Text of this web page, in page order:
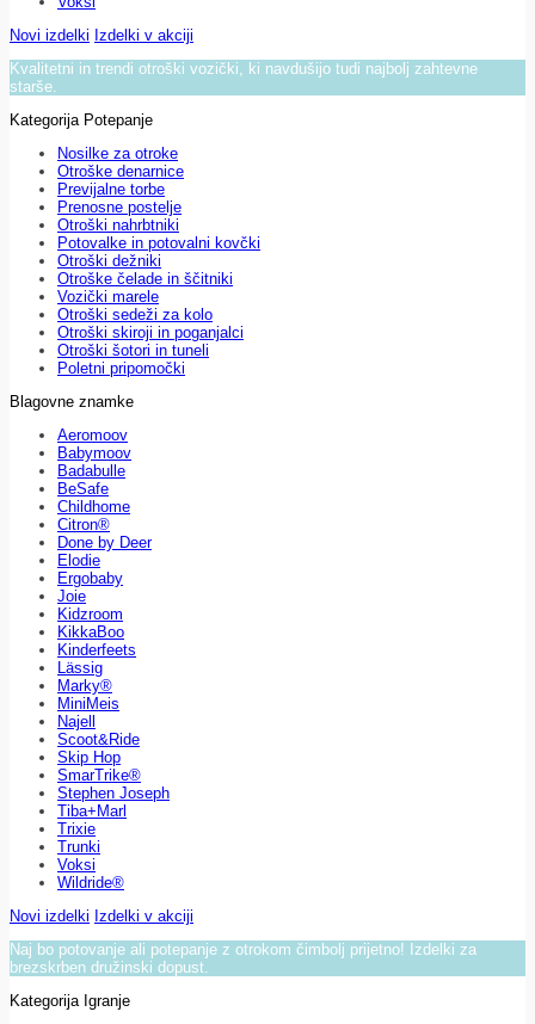
Novi izdelki Izdelki v akciji
Kvalitetni in trendi otroški vozički, ki navdušijo tudi najbolj zahtevne
starše.
Kategorija Potepanje
Nosilke za otroke
Otroške denarnice
Previjalne torbe
Prenosne postelje
Otroški nahrbtniki
Potovalke in potovalni kovčki
Otroški dežniki
Otroške čelade in ščitniki
Vozički marele
Otroški sedeži za kolo
Otroški skiroji in poganjalci
Otroški šotori in tuneli
Poletni pripomočki
Blagovne znamke
Aeromoov
Babymoov
Badabulle
BeSafe
Childhome
Citron®
Done by Deer
Elodie
Ergobaby
Joie
Kidzroom
KikkaBoo
Kinderfeets
Lässig
Marky®
MiniMeis
Najell
Scoot&Ride
Skip Hop
SmarTrike®
Stephen Joseph
Tiba+Marl
Trixie
Trunki
Voksi
Wildride®
Novi izdelki Izdelki v akciji
Naj bo potovanje ali potepanje z otrokom čimbolj prijetno! Izdelki za
brezskrben družinski dopust.
Kategorija Igranje